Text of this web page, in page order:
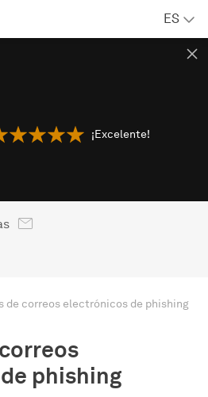
ES
¡Excelente!
de correos electrónicos de phishing
phishing